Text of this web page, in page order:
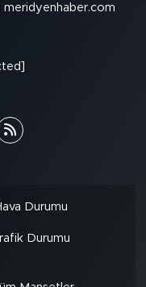
meridyenhaber.com
Durumu
Durumu